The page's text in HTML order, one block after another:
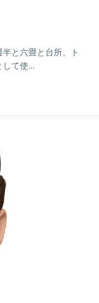
と六畳と台所、ト
て使...